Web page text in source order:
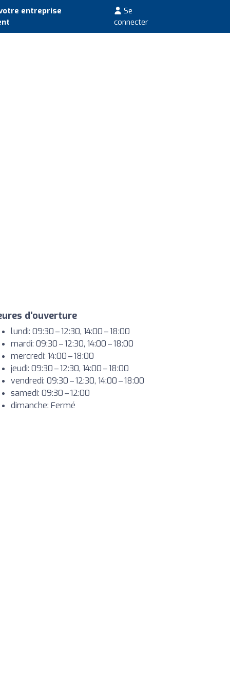
entreprise
Se
connecter
d'ouverture
lundi: 09:30 – 12:30, 14:00 – 18:00
mardi: 09:30 – 12:30, 14:00 – 18:00
mercredi: 14:00 – 18:00
jeudi: 09:30 – 12:30, 14:00 – 18:00
vendredi: 09:30 – 12:30, 14:00 – 18:00
samedi: 09:30 – 12:00
dimanche: Fermé